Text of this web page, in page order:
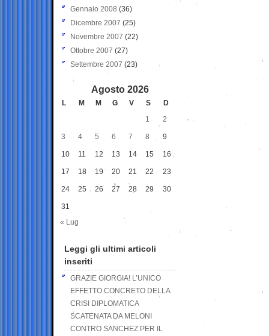
Gennaio 2008 (36)
Dicembre 2007 (25)
Novembre 2007 (22)
Ottobre 2007 (27)
Settembre 2007 (23)
Agosto 2026
L M M G V S
D
1
2
3 4 5 6 7 8 9
10 11 12 13 14 15 16
17 18 19 20 21 22 23
24 25 26 27 28 29 30
31
« Lug
Leggi gli ultimi articoli
inseriti
GRAZIE GIORGIA! L’UNICO
EFFETTO CONCRETO DELLA
CRISI DIPLOMATICA
SCATENATA DA MELONI
CONTRO SANCHEZ PER IL